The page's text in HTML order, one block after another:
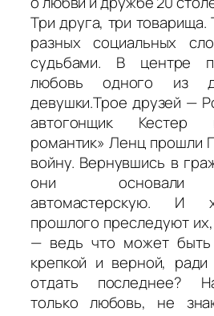
Три друга, три товарища.
разных социальных
судьбами. В центре
любовь одного из
девушки.Трое друзей —
автогонщик Кестер
романтик» Ленц прошли
войну. Вернувшись в
они основали
автомастерскую. И
прошлого преследуют
— ведь что может
крепкой и верной,
отдать последнее?
только любовь, не